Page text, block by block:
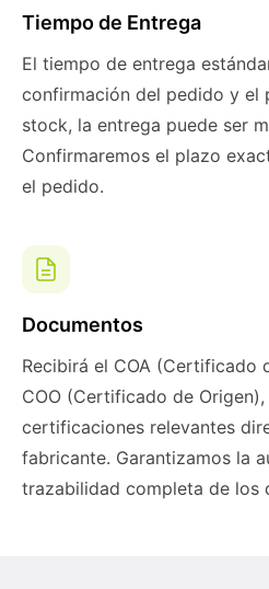
Tiempo de Entrega
El tiempo de entrega
confirmación del pedido y el
stock, la entrega puede ser
Confirmaremos el plazo
el pedido.
Documentos
Recibirá el COA (Certificado
COO (Certificado de Origen),
certificaciones relevantes
fabricante. Garantizamos la
trazabilidad completa de los